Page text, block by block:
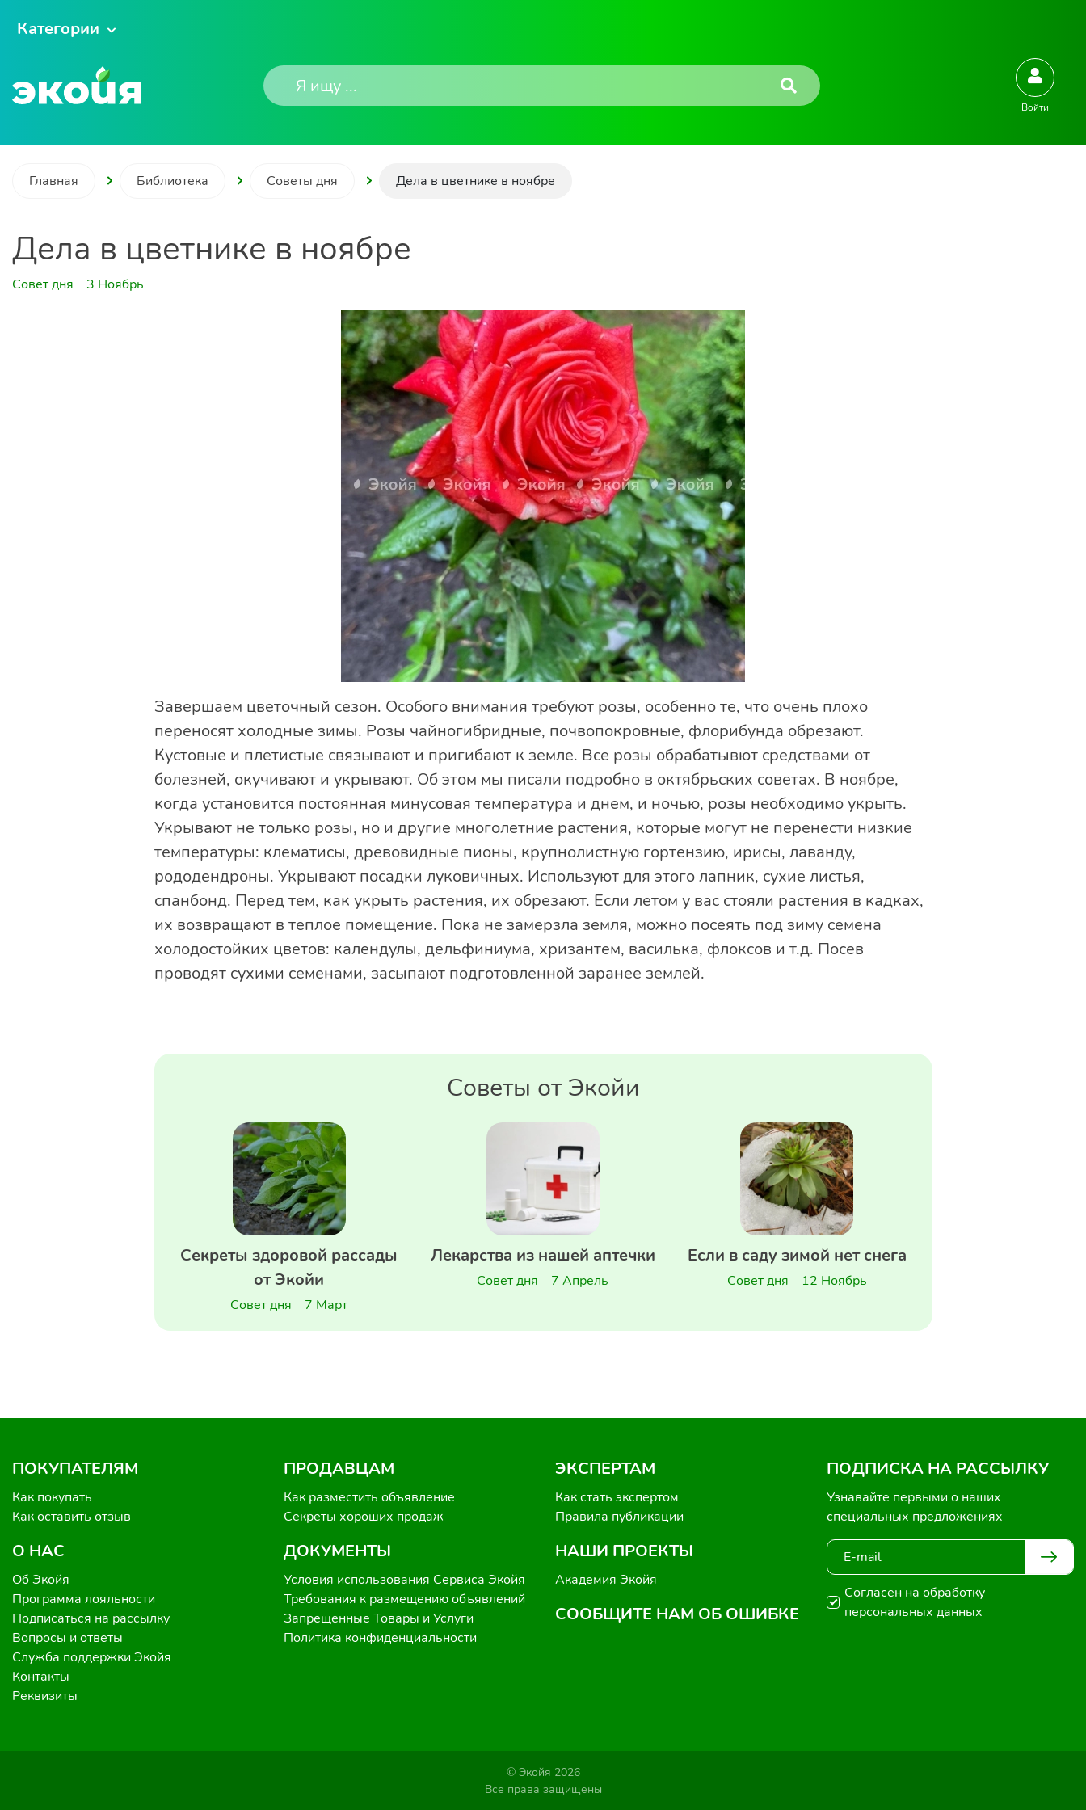
Категории
Войти
Главная Библиотека Советы дня Дела в цветнике в ноябре
Дела в цветнике в ноябре
Совет дня 3 Ноябрь
Завершаем цветочный сезон. Особого внимания требуют розы, особенно те, что очень плохо
переносят холодные зимы. Розы чайногибридные, почвопокровные, флорибунда обрезают.
Кустовые и плетистые связывают и пригибают к земле. Все розы обрабатывют средствами от
болезней, окучивают и укрывают. Об этом мы писали подробно в октябрьских советах. В ноябре,
когда установится постоянная минусовая температура и днем, и ночью, розы необходимо укрыть.
Укрывают не только розы, но и другие многолетние растения, которые могут не перенести низкие
температуры: клематисы, древовидные пионы, крупнолистную гортензию, ирисы, лаванду,
рододендроны. Укрывают посадки луковичных. Используют для этого лапник, сухие листья,
спанбонд. Перед тем, как укрыть растения, их обрезают. Если летом у вас стояли растения в кадках,
их возвращают в теплое помещение. Пока не замерзла земля, можно посеять под зиму семена
холодостойких цветов: календулы, дельфиниума, хризантем, василька, флоксов и т.д. Посев
проводят сухими семенами, засыпают подготовленной заранее землей.
Советы от Экойи
Секреты здоровой рассады
от Экойи
Совет дня 7 Март
Лекарства из нашей аптечки
Совет дня 7 Апрель
Если в саду зимой нет снега
Совет дня 12 Ноябрь
ПОКУПАТЕЛЯМ
Как покупать
Как оставить отзыв
О НАС
Об Экойя
Программа лояльности
Подписаться на рассылку
Вопросы и ответы
Служба поддержки Экойя
Контакты
Реквизиты
ПРОДАВЦАМ
Как разместить объявление
Секреты хороших продаж
ДОКУМЕНТЫ
Условия использования Сервиса Экойя
Требования к размещению объявлений
Запрещенные Товары и Услуги
Политика конфиденциальности
ЭКСПЕРТАМ
Как стать экспертом
Правила публикации
НАШИ ПРОЕКТЫ
Академия Экойя
СООБЩИТЕ НАМ ОБ ОШИБКЕ
ПОДПИСКА НА РАССЫЛКУ
Узнавайте первыми о наших
специальных предложениях
Согласен на обработку
персональных данных
© Экойя 2026
Все права защищены